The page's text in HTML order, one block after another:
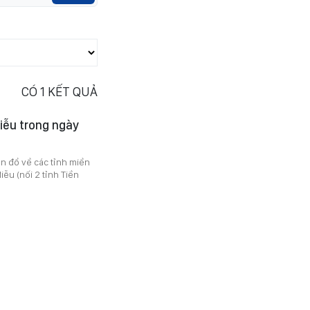
CÓ 1 KẾT QUẢ
trong ngày
đổ về các tỉnh miền
(nối 2 tỉnh Tiền